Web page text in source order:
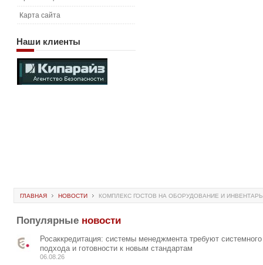
Карта сайта
Наши клиенты
ГЛАВНАЯ НОВОСТИ КОМПЛЕКС ГОСТОВ НА ОБОРУДОВАНИЕ И
Популярные новости
Росаккредитация: системы менеджмента требуют системного
подхода и готовности к новым стандартам
06.08.26